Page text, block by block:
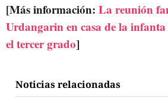
[Más información: La reunión
Urdangarin en casa de la
el tercer grado]
Noticias relacionadas